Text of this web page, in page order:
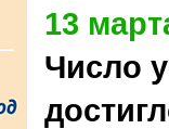
13
Число